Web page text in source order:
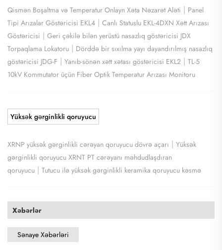
Qismən Boşaltma və Temperatur Onlayn Xəta Nəzarət Aləti | Panel
Tipi Arızalar Göstəricisi EKL4 | Canlı Statuslu EKL-4DXN Xətt Arızası
Göstəricisi | Geri çəkilə bilən yerüstü nasazlıq göstəricisi JDX
Torpaqlama Lokatoru | Dörddə bir sıxılma yayı dayandırılmış nasazlıq
göstəricisi JDG-F | Yanıb-sönən xətt xətası göstəricisi EKL2 | TL-5
10kV Kommutator üçün Fiber Optik Temperatur Arızası Monitoru
Yüksək gərginlikli qoruyucu
XRNP yüksək gərginlikli cərəyan qoruyucu dövrə açarı | Yüksək
gərginlikli qoruyucu XRNT PT cərəyanı məhdudlaşdıran
qoruyucu | Tutucu ilə yüksək gərginlikli keramika qoruyucu kəsmə
Xəbərlər
Sənaye Xəbərləri